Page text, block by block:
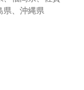
県、沖縄県